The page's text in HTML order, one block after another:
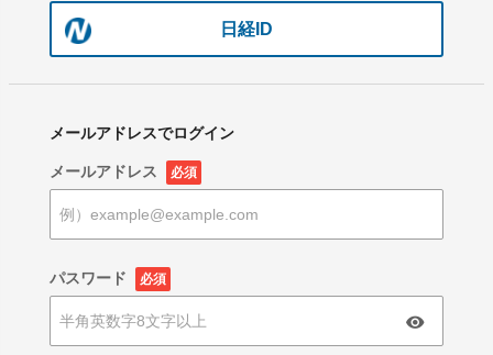
日経ID
メールアドレスでログイン
メールアドレス 必須
パスワード 必須